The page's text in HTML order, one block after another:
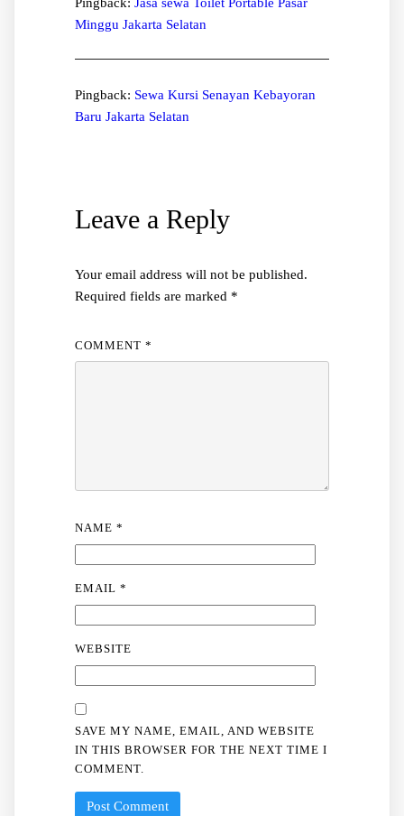
Minggu Jakarta Selatan
Pingback: Sewa Kursi Senayan Kebayoran
Baru Jakarta Selatan
Leave a Reply
Your email address will not be published.
Required fields are marked *
COMMENT *
NAME *
EMAIL *
WEBSITE
SAVE MY NAME, EMAIL, AND WEBSITE
IN THIS BROWSER FOR THE NEXT TIME I
COMMENT.